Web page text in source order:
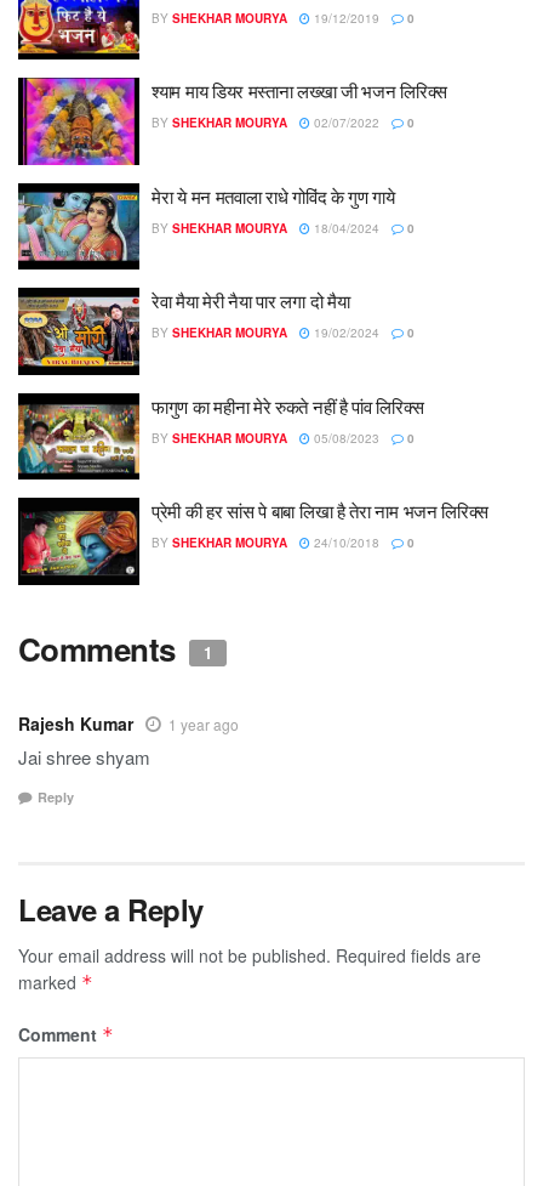
BY SHEKHAR MOURYA 19/12/2019 0
श्याम माय डियर मस्ताना लख्खा जी भजन लिरिक्स
BY SHEKHAR MOURYA 02/07/2022 0
मेरा ये मन मतवाला राधे गोविंद के गुण गाये
BY SHEKHAR MOURYA 18/04/2024 0
रेवा मैया मेरी नैया पार लगा दो मैया
BY SHEKHAR MOURYA 19/02/2024 0
फागुण का महीना मेरे रुकते नहीं है पांव लिरिक्स
BY SHEKHAR MOURYA 05/08/2023 0
प्रेमी की हर सांस पे बाबा लिखा है तेरा नाम भजन लिरिक्स
BY SHEKHAR MOURYA 24/10/2018 0
Comments 1
Rajesh Kumar 1 year ago
Jai shree shyam
Reply
Leave a Reply
Your email address will not be published. Required fields are
marked *
Comment *